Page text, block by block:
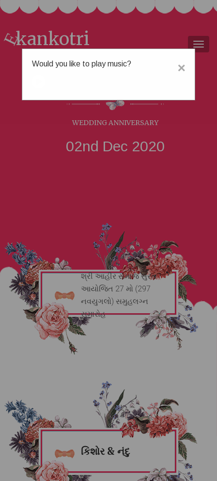
×
Would you like to play music?
Ekankotri
WEDDING ANNIVERSARY
02nd Dec 2020
શ્રી આહીર સમાજ સુરત
આયોજિત 27 મો (297
નવયુગલો) સમુહલગ્ન
સમારોહ
કિશોર & નંદુ